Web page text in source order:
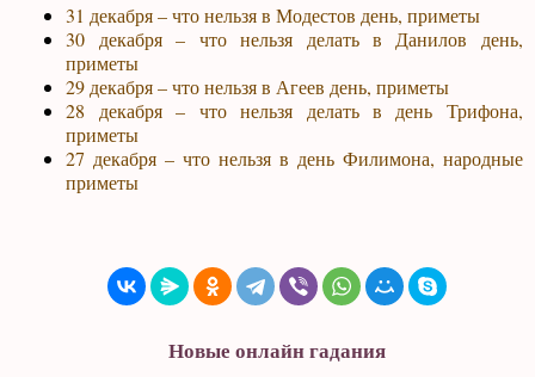
31 декабря – что нельзя в Модестов день, приметы
30 декабря – что нельзя делать в Данилов день,
приметы
29 декабря – что нельзя в Агеев день, приметы
28 декабря – что нельзя делать в день Трифона,
приметы
27 декабря – что нельзя в день Филимона, народные
приметы
Новые онлайн гадания